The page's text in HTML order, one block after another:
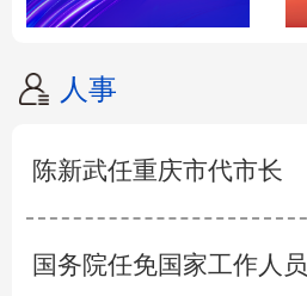
人事
陈新武任重庆市代市长
国务院任免国家工作人员